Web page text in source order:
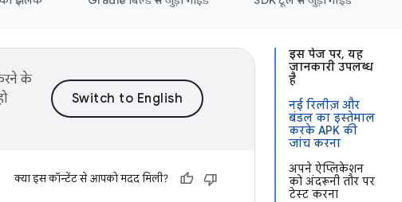
इस पेज पर, यह
जानकारी उपलब्ध
है
नई रिलीज़ और
बंडल का इस्तेमाल
करके APK की
जांच करना
अपने ऐप्लिकेशन
को अंदरूनी तौर पर
टेस्ट करना
के
क्या इस कॉन्टेंट से आपको मदद मिली?